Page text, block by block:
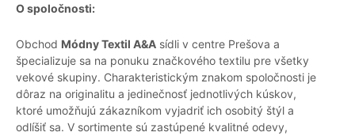
O spoločnosti:
Obchod Módny Textil A&A sídli v centre Prešova a
špecializuje sa na ponuku značkového textilu pre všetky
vekové skupiny. Charakteristickým znakom spoločnosti je
dôraz na originalitu a jedinečnosť jednotlivých kúskov,
ktoré umožňujú zákazníkom vyjadriť ich osobitý štýl a
odlíšiť sa. V sortimente sú zastúpené kvalitné odevy,